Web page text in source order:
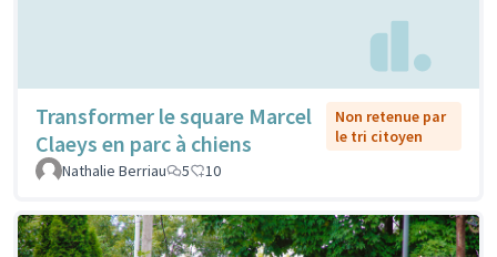
Transformer le square Marcel
Claeys en parc à chiens
Non retenue par
le tri citoyen
Nathalie Berriau
5 10